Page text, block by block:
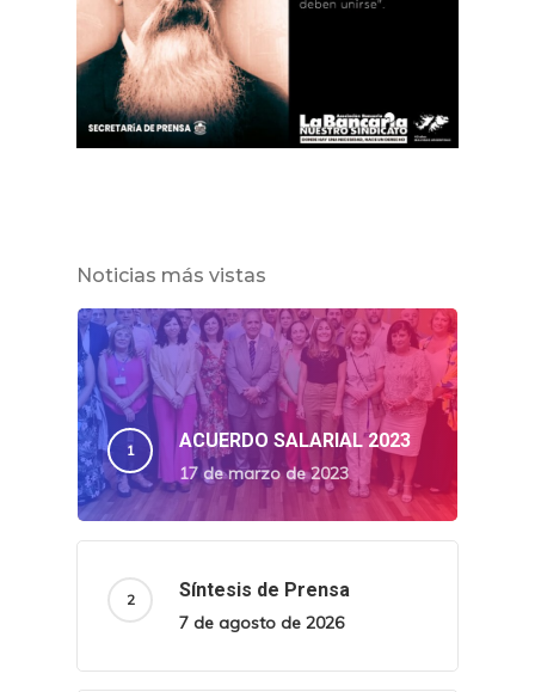
Noticias más vistas
ACUERDO SALARIAL 2023
17 de marzo de 2023
Síntesis de Prensa
7 de agosto de 2026